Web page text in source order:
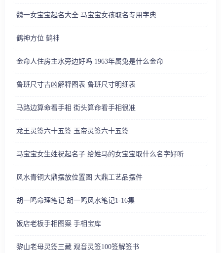
魏一女宝宝起名大全 马宝宝女孩取名专用字典
鹤神方位 鹤神
金命人住房主水旁边好吗 1963年属兔是什么金命
鲁班尺寸吉凶解释图表 鲁班尺寸明细表
马路边算命看手相 街头算命看手相很准
龙王灵签六十五签 玉帝灵签六十五签
马宝宝女生姓祝起名子 给姓马的女宝宝取什么名字好听
风水青铜大鼎摆放位置图 大鼎工艺品摆件
胡一鸣命理笔记 胡一鸣风水笔记1-16集
饭店老板手相图案 手相宝库
黎山老母灵签三藏 观音灵签100签解签书